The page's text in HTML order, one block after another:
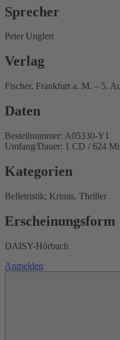
Sprecher
Peter Unglert
Verlag
Fischer, Frankfurt a. M. – 5.
Daten
Bestellnummer: A05330-Y1
Umfang/Dauer: 1 CD / 624
Kategorien
Belletristik; Krimis, Thriller
Erscheinungsform
DAISY-Hörbuch
Anmelden